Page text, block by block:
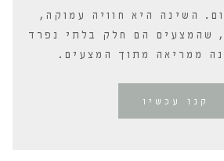
השינה היא חוויה עמוקה,
שהמצעים הם חלק בלתי נפרד
ממריאה מתוך המצעים.
קנו עכשיו